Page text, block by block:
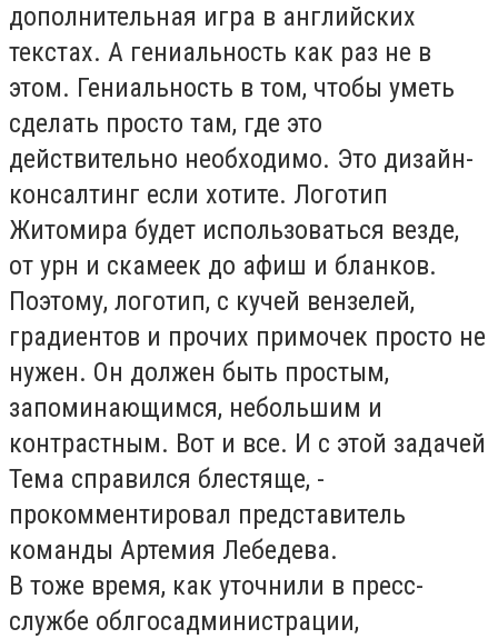
дополнительная игра в английских
текстах. А гениальность как раз не в
этом. Гениальность в том, чтобы уметь
сделать просто там, где это
действительно необходимо. Это дизайн-
консалтинг если хотите. Логотип
Житомира будет использоваться везде,
от урн и скамеек до афиш и бланков.
Поэтому, логотип, с кучей вензелей,
градиентов и прочих примочек просто не
нужен. Он должен быть простым,
запоминающимся, небольшим и
контрастным. Вот и все. И с этой задачей
Тема справился блестяще, -
прокомментировал представитель
команды Артемия Лебедева.
В тоже время, как уточнили в пресс-
службе облгосадминистрации,